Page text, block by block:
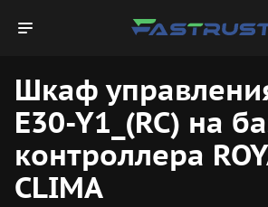
Шкаф
E30-Y1_(RC) на
контроллера
CLIMA